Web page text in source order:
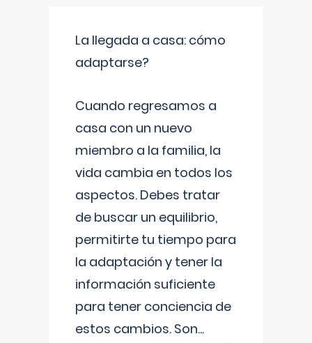
La llegada a casa: cómo
adaptarse?
Cuando regresamos a
casa con un nuevo
miembro a la familia, la
vida cambia en todos los
aspectos. Debes tratar
de buscar un equilibrio,
permitirte tu tiempo para
la adaptación y tener la
información suficiente
para tener conciencia de
estos cambios. Son...